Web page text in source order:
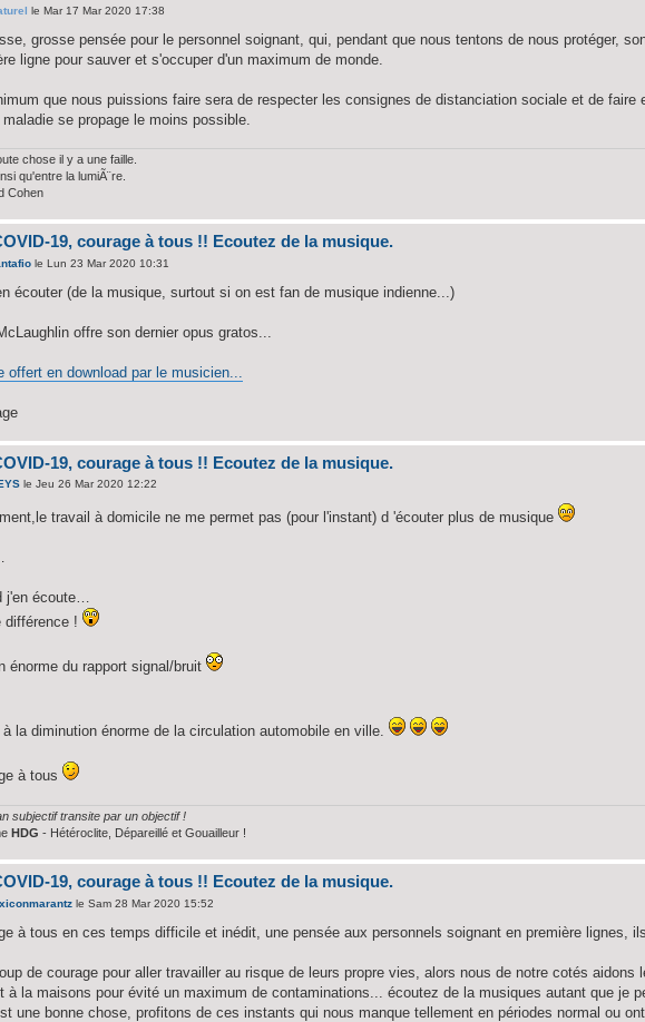
le Mar 17 Mar 2020 17:38
grosse pensée pour le personnel soignant, qui, pendant que nous tentons de nous protéger,
ligne pour sauver et s'occuper d'un maximum de monde.
que nous puissions faire sera de respecter les consignes de distanciation sociale et de faire
se propage le moins possible.
chose il y a une faille.
qu'entre la lumiÃ¨re.
Cohen
19, courage à tous !! Ecoutez de la musique.
le Lun 23 Mar 2020 10:31
écouter (de la musique, surtout si on est fan de musique indienne...)
offre son dernier opus gratos...
offert en download par le musicien...
19, courage à tous !! Ecoutez de la musique.
le Jeu 26 Mar 2020 12:22
travail à domicile ne me permet pas (pour l'instant) d 'écouter plus de musique
j'en écoute…
différence !
énorme du rapport signal/bruit
à la diminution énorme de la circulation automobile en ville.
à tous
subjectif transite par un objectif !
HDG - Hétéroclite, Dépareillé et Gouailleur !
19, courage à tous !! Ecoutez de la musique.
le Sam 28 Mar 2020 15:52
à tous en ces temps difficile et inédit, une pensée aux personnels soignant en première lignes,
de courage pour aller travailler au risque de leurs propre vies, alors nous de notre cotés aidons
à la maisons pour évité un maximum de contaminations... écoutez de la musiques autant que je
une bonne chose, profitons de ces instants qui nous manque tellement en périodes normal ou